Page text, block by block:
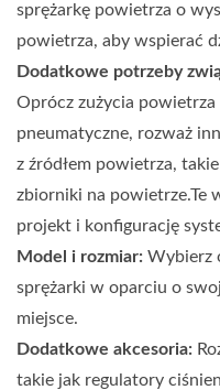
sprężarkę powietrza o
powietrza, aby wspierać
Dodatkowe potrzeby
Oprócz zużycia powietrza
pneumatyczne, rozważ
z źródłem powietrza,
zbiorniki na powietrze.Te
projekt i konfigurację
Model i rozmiar: Wybierz
sprężarki w oparciu o
miejsce.
Dodatkowe akcesoria:
takie jak regulatory